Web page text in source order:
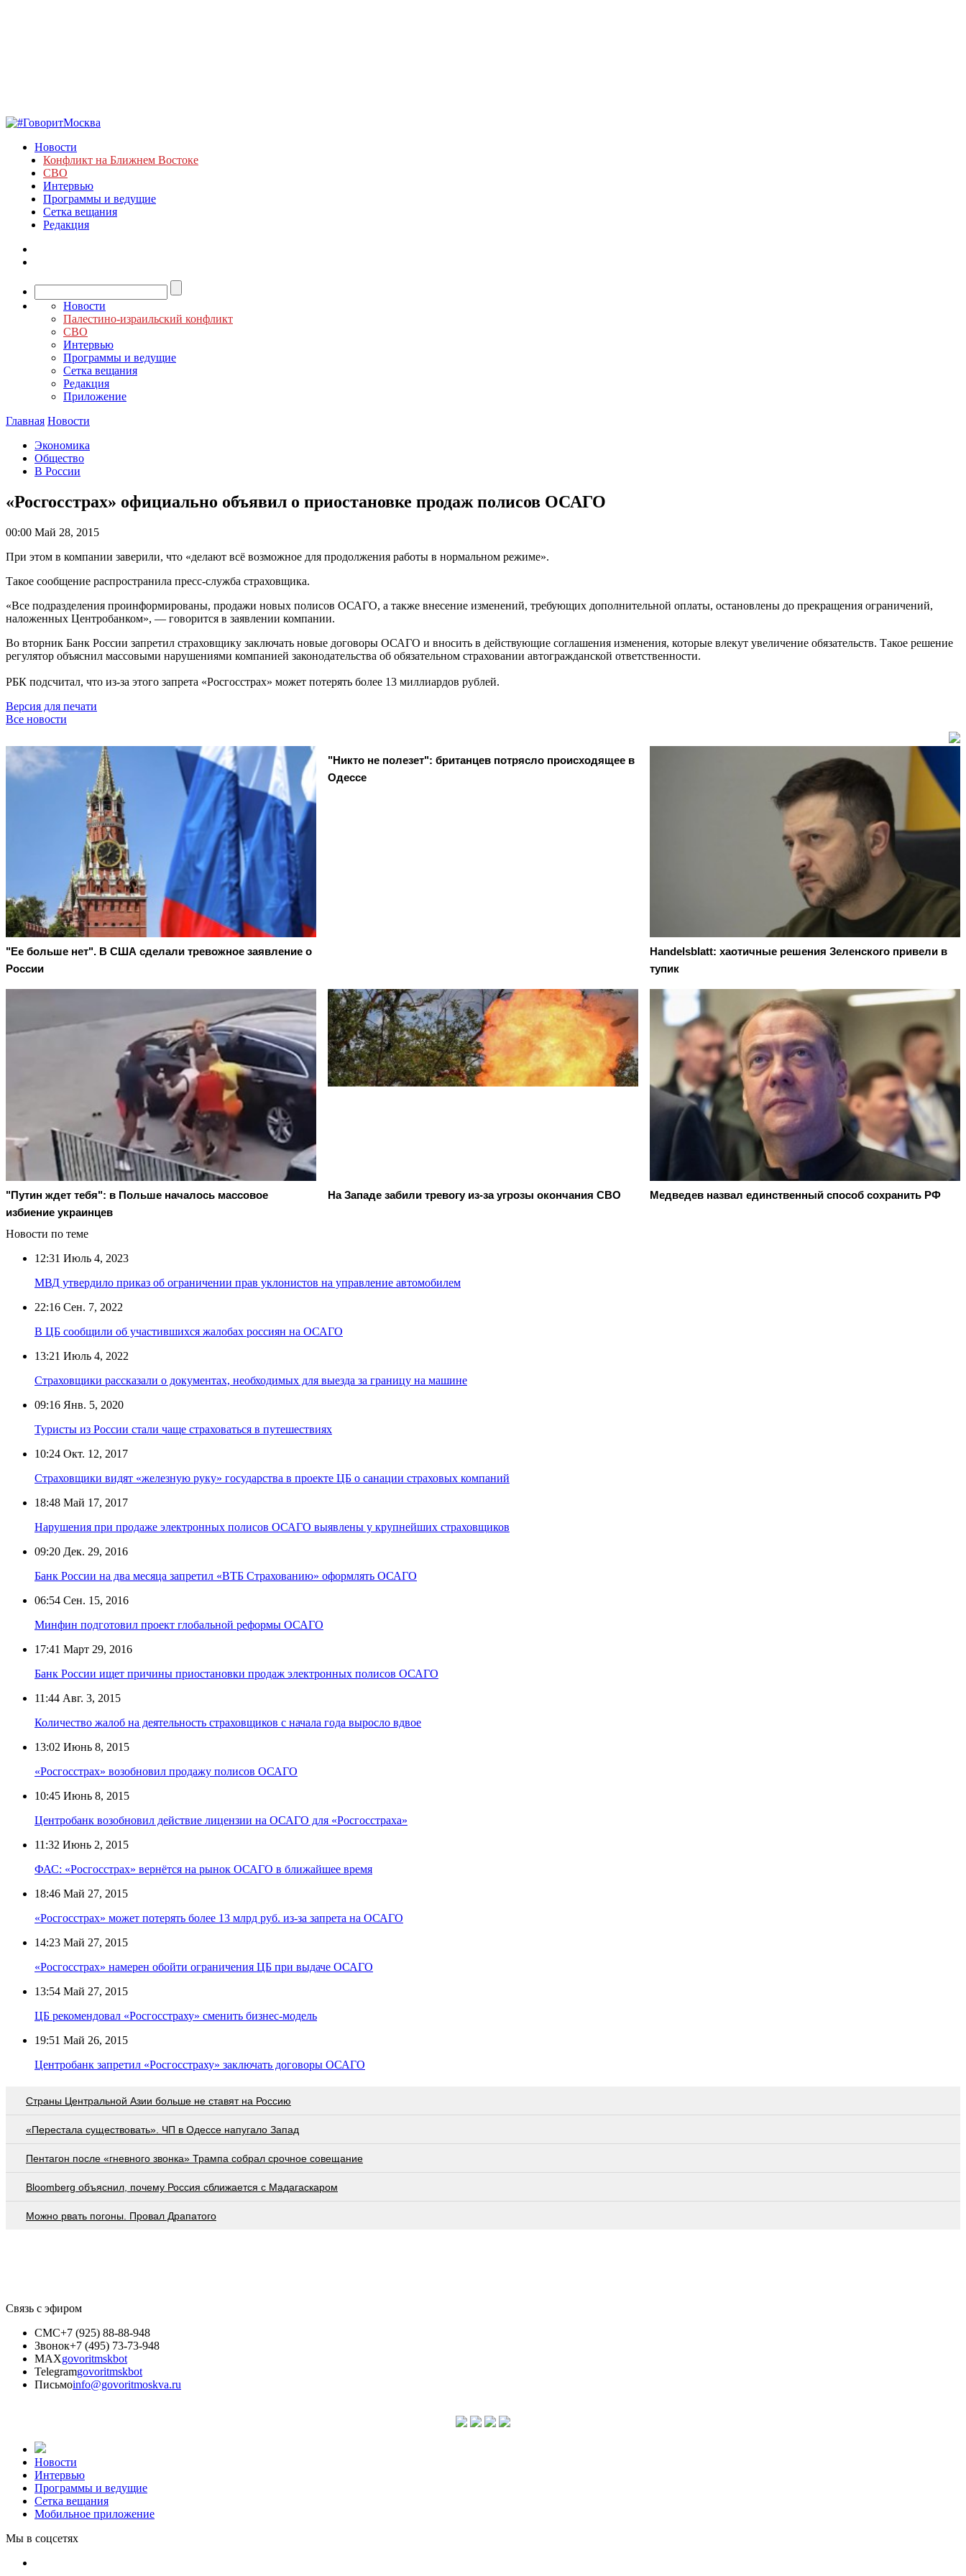
Новости
Конфликт на Ближнем Востоке
СВО
Интервью
Программы и ведущие
Сетка вещания
Редакция
Новости
Палестино-израильский конфликт
СВО
Интервью
Программы и ведущие
Сетка вещания
Редакция
Приложение
Главная Новости
Экономика
Общество
В России
«Росгосстрах» официально объявил о приостановке продаж полисов ОСАГО
00:00 Май 28, 2015
При этом в компании заверили, что «делают всё возможное для продолжения работы в нормальном режиме».
Такое сообщение распространила пресс-служба страховщика.
«Все подразделения проинформированы, продажи новых полисов ОСАГО, а также внесение изменений, требующих дополнительной оплаты, остановлены до прекращения ограничений,
наложенных Центробанком», — говорится в заявлении компании.
Во вторник Банк России запретил страховщику заключать новые договоры ОСАГО и вносить в действующие соглашения изменения, которые влекут увеличение обязательств. Такое решение
регулятор объяснил массовыми нарушениями компанией законодательства об обязательном страховании автогражданской ответственности.
РБК подсчитал, что из-за этого запрета «Росгосстрах» может потерять более 13 миллиардов рублей.
Версия для печати
Все новости
"Ее больше нет". В США сделали тревожное заявление о
России
"Никто не полезет": британцев потрясло происходящее в
Одессе
Handelsblatt: хаотичные решения Зеленского привели в
тупик
"Путин ждет тебя": в Польше началось массовое
избиение украинцев
На Западе забили тревогу из-за угрозы окончания СВО Медведев назвал единственный способ сохранить РФ
Новости по теме
12:31 Июль 4, 2023
МВД утвердило приказ об ограничении прав уклонистов на управление автомобилем
22:16 Сен. 7, 2022
В ЦБ сообщили об участившихся жалобах россиян на ОСАГО
13:21 Июль 4, 2022
Страховщики рассказали о документах, необходимых для выезда за границу на машине
09:16 Янв. 5, 2020
Туристы из России стали чаще страховаться в путешествиях
10:24 Окт. 12, 2017
Страховщики видят «железную руку» государства в проекте ЦБ о санации страховых компаний
18:48 Май 17, 2017
Нарушения при продаже электронных полисов ОСАГО выявлены у крупнейших страховщиков
09:20 Дек. 29, 2016
Банк России на два месяца запретил «ВТБ Страхованию» оформлять ОСАГО
06:54 Сен. 15, 2016
Минфин подготовил проект глобальной реформы ОСАГО
17:41 Март 29, 2016
Банк России ищет причины приостановки продаж электронных полисов ОСАГО
11:44 Авг. 3, 2015
Количество жалоб на деятельность страховщиков с начала года выросло вдвое
13:02 Июнь 8, 2015
«Росгосстрах» возобновил продажу полисов ОСАГО
10:45 Июнь 8, 2015
Центробанк возобновил действие лицензии на ОСАГО для «Росгосстраха»
11:32 Июнь 2, 2015
ФАС: «Росгосстрах» вернётся на рынок ОСАГО в ближайшее время
18:46 Май 27, 2015
«Росгосстрах» может потерять более 13 млрд руб. из-за запрета на ОСАГО
14:23 Май 27, 2015
«Росгосстрах» намерен обойти ограничения ЦБ при выдаче ОСАГО
13:54 Май 27, 2015
ЦБ рекомендовал «Росгосстраху» сменить бизнес-модель
19:51 Май 26, 2015
Центробанк запретил «Росгосстраху» заключать договоры ОСАГО
Страны Центральной Азии больше не ставят на Россию
«Перестала существовать». ЧП в Одессе напугало Запад
Пентагон после «гневного звонка» Трампа собрал срочное совещание
Bloomberg объяснил, почему Россия сближается с Мадагаскаром
Можно рвать погоны. Провал Драпатого
Связь с эфиром
СМС+7 (925) 88-88-948
Звонок+7 (495) 73-73-948
MAXgovoritmskbot
Telegramgovoritmskbot
Письмоinfo@govoritmoskva.ru
Новости
Интервью
Программы и ведущие
Сетка вещания
Мобильное приложение
Мы в соцсетях